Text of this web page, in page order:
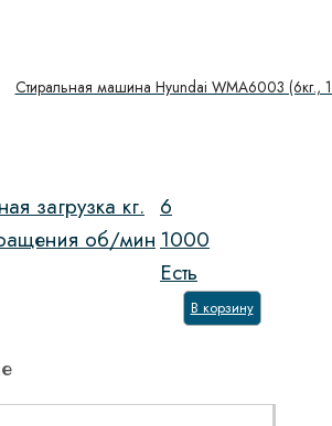
Стиральная машина Hyundai WMA6003 (6кг.,
загрузка кг. 6
об/мин 1000
Есть
В корзину